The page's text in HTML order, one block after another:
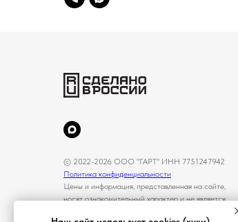
© 2022-2026 ООО "ГАРТ" ИНН 7751247942
Политика конфиденциальности
Цены и информация, представленная на сайте,
носят ознакомительный характер и не является